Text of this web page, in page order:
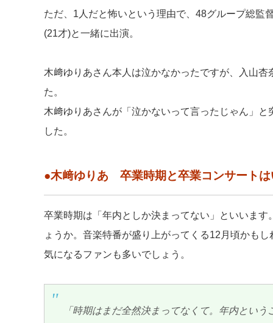
ただ、1人だと怖いという理由で、48グループ総監
(21才)と一緒に出演。
木﨑ゆりあさん本人は泣かなかったですが、入山
た。
木﨑ゆりあさんが「泣かないって言ったじゃん」
した。
●木﨑ゆりあ 卒業時期と卒業コンサートは
卒業時期は「年内としか決まってない」といいま
ょうか。音楽特番が盛り上がってくる12月頃かも
気になるファンも多いでしょう。
「時期はまだ全然決まってなくて。年内とい